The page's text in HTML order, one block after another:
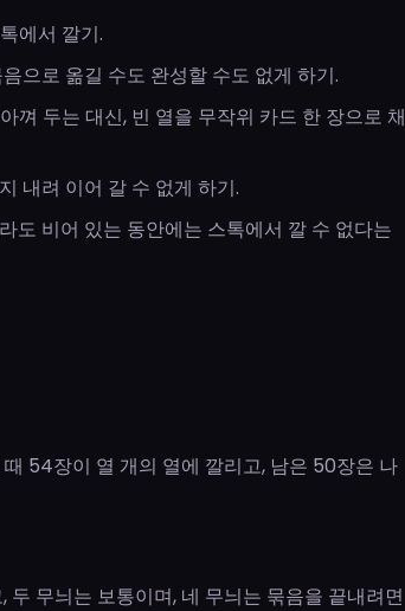
에서 깔기.
으로 옮길 수도 완성할 수도 없게 하기.
껴 두는 대신, 빈 열을 무작위 카드 한 장으로 채
내려 이어 갈 수 없게 하기.
도 비어 있는 동안에는 스톡에서 깔 수 없다는
54장이 열 개의 열에 깔리고, 남은 50장은 나
무늬는 보통이며, 네 무늬는 묶음을 끝내려면